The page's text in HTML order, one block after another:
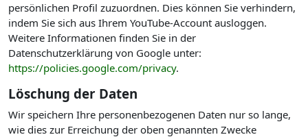
persönlichen Profil zuzuordnen. Dies können Sie verhindern,
indem Sie sich aus Ihrem YouTube-Account ausloggen.
Weitere Informationen finden Sie in der
Datenschutzerklärung von Google unter:
https://policies.google.com/privacy.
Löschung der Daten
Wir speichern Ihre personenbezogenen Daten nur so lange,
wie dies zur Erreichung der oben genannten Zwecke